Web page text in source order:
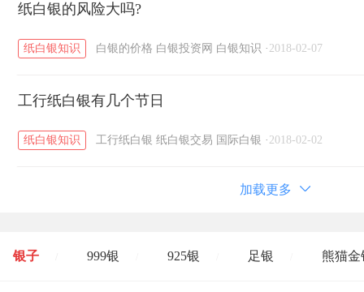
纸白银的风险大吗?
纸白银知识 白银的价格 白银投资网 白银知识 · 2018-02-07
工行纸白银有几个节日
纸白银知识 工行纸白银 纸白银交易 国际白银 · 2018-02-02
加载更多
银子 999银 925银 足银 熊猫金